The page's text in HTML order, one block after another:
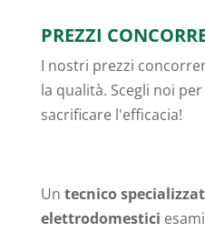
PREZZI
I nostri prezzi
la qualità. Scegli noi
sacrificare l'efficacia!
Un tecnico
elettrodomestici